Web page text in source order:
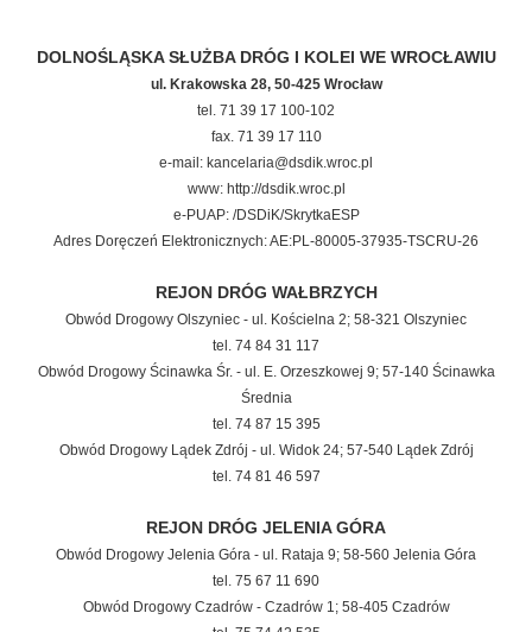
DOLNOŚLĄSKA SŁUŻBA DRÓG I KOLEI WE WROCŁAWIU
ul. Krakowska 28, 50-425 Wrocław
tel. 71 39 17 100-102
fax. 71 39 17 110
e-mail: kancelaria@dsdik.wroc.pl
www: http://dsdik.wroc.pl
e-PUAP: /DSDiK/SkrytkaESP
Adres Doręczeń Elektronicznych: AE:PL-80005-37935-TSCRU-26
REJON DRÓG WAŁBRZYCH
Obwód Drogowy Olszyniec - ul. Kościelna 2; 58-321 Olszyniec
tel. 74 84 31 117
Obwód Drogowy Ścinawka Śr. - ul. E. Orzeszkowej 9; 57-140 Ścinawka
Średnia
tel. 74 87 15 395
Obwód Drogowy Lądek Zdrój - ul. Widok 24; 57-540 Lądek Zdrój
tel. 74 81 46 597
REJON DRÓG JELENIA GÓRA
Obwód Drogowy Jelenia Góra - ul. Rataja 9; 58-560 Jelenia Góra
tel. 75 67 11 690
Obwód Drogowy Czadrów - Czadrów 1; 58-405 Czadrów